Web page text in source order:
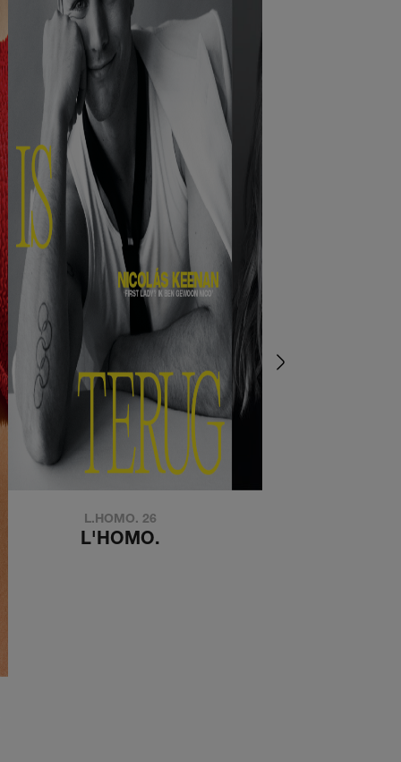
L.HOMO. 26
L'HOMO.